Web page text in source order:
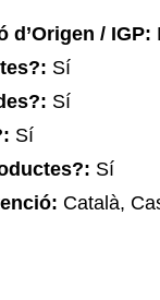
d’Origen / IGP:
Sí
Sí
Sí
Sí
Català,